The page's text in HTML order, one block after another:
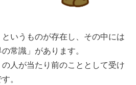
いうものが存在し、その中には
常識」があります。
人が当たり前のこととして受け
。